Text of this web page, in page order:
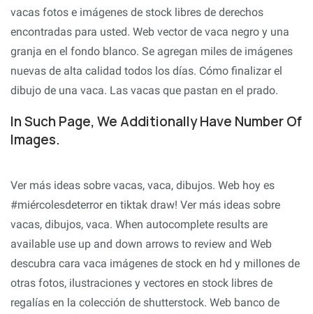
vacas fotos e imágenes de stock libres de derechos
encontradas para usted. Web vector de vaca negro y una
granja en el fondo blanco. Se agregan miles de imágenes
nuevas de alta calidad todos los días. Cómo finalizar el
dibujo de una vaca. Las vacas que pastan en el prado.
In Such Page, We Additionally Have Number Of
Images.
Ver más ideas sobre vacas, vaca, dibujos. Web hoy es
#miércolesdeterror en tiktak draw! Ver más ideas sobre
vacas, dibujos, vaca. When autocomplete results are
available use up and down arrows to review and Web
descubra cara vaca imágenes de stock en hd y millones de
otras fotos, ilustraciones y vectores en stock libres de
regalías en la colección de shutterstock. Web banco de